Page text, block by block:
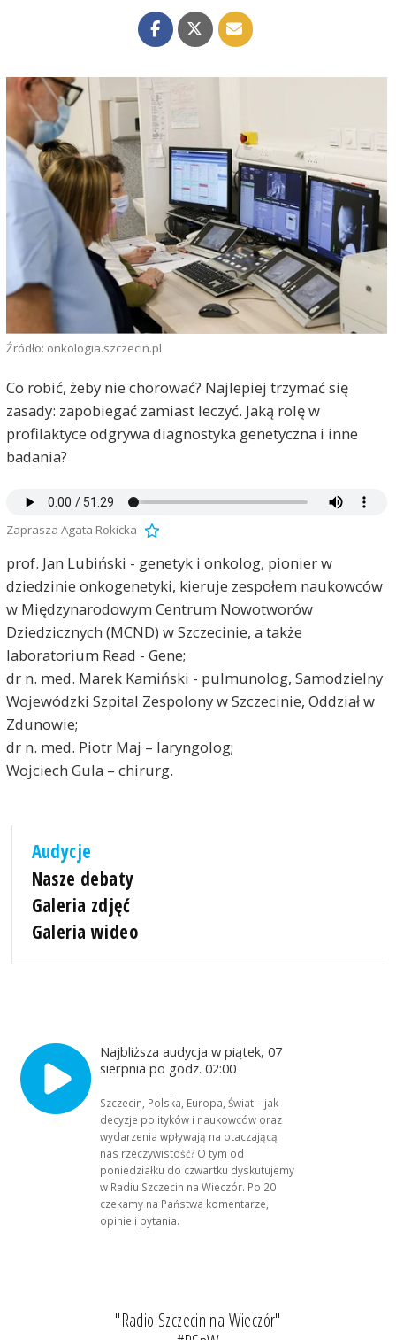
Źródło: onkologia.szczecin.pl
Co robić, żeby nie chorować? Najlepiej trzymać się
zasady: zapobiegać zamiast leczyć. Jaką rolę w
profilaktyce odgrywa diagnostyka genetyczna i inne
badania?
Zaprasza Agata Rokicka
prof. Jan Lubiński - genetyk i onkolog, pionier w
dziedzinie onkogenetyki, kieruje zespołem naukowców
w Międzynarodowym Centrum Nowotworów
Dziedzicznych (MCND) w Szczecinie, a także
laboratorium Read - Gene;
dr n. med. Marek Kamiński - pulmunolog, Samodzielny
Wojewódzki Szpital Zespolony w Szczecinie, Oddział w
Zdunowie;
dr n. med. Piotr Maj – laryngolog;
Wojciech Gula – chirurg.
Audycje
Nasze debaty
Galeria zdjęć
Galeria wideo
Najbliższa audycja w piątek, 07
sierpnia po godz. 02:00
Szczecin, Polska, Europa, Świat – jak
decyzje polityków i naukowców oraz
wydarzenia wpływają na otaczającą
nas rzeczywistość? O tym od
poniedziałku do czwartku dyskutujemy
w Radiu Szczecin na Wieczór. Po 20
czekamy na Państwa komentarze,
opinie i pytania.
"Radio Szczecin na Wieczór"